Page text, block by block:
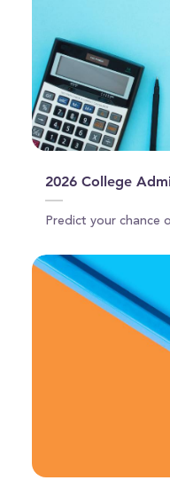
2026 College
Predict your chance